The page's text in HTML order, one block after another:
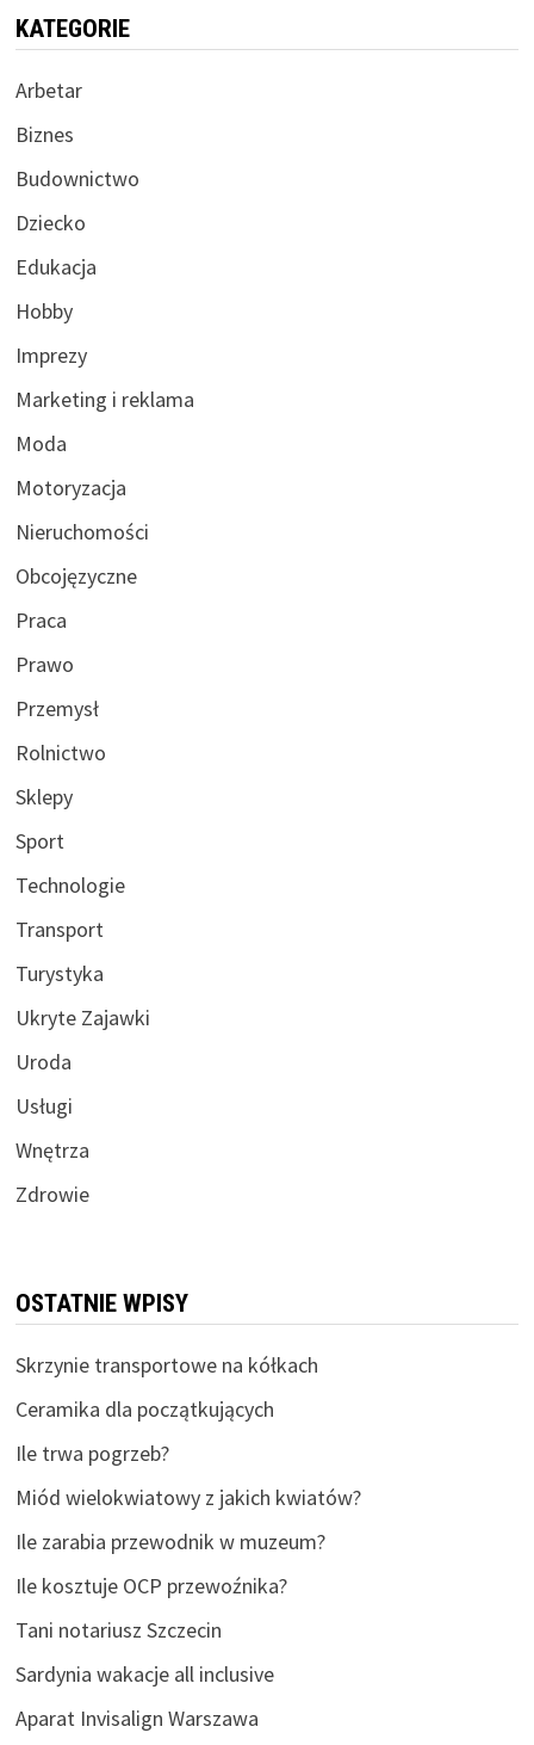
KATEGORIE
Arbetar
Biznes
Budownictwo
Dziecko
Edukacja
Hobby
Imprezy
Marketing i reklama
Moda
Motoryzacja
Nieruchomości
Obcojęzyczne
Praca
Prawo
Przemysł
Rolnictwo
Sklepy
Sport
Technologie
Transport
Turystyka
Ukryte Zajawki
Uroda
Usługi
Wnętrza
Zdrowie
OSTATNIE WPISY
Skrzynie transportowe na kółkach
Ceramika dla początkujących
Ile trwa pogrzeb?
Miód wielokwiatowy z jakich kwiatów?
Ile zarabia przewodnik w muzeum?
Ile kosztuje OCP przewoźnika?
Tani notariusz Szczecin
Sardynia wakacje all inclusive
Aparat Invisalign Warszawa